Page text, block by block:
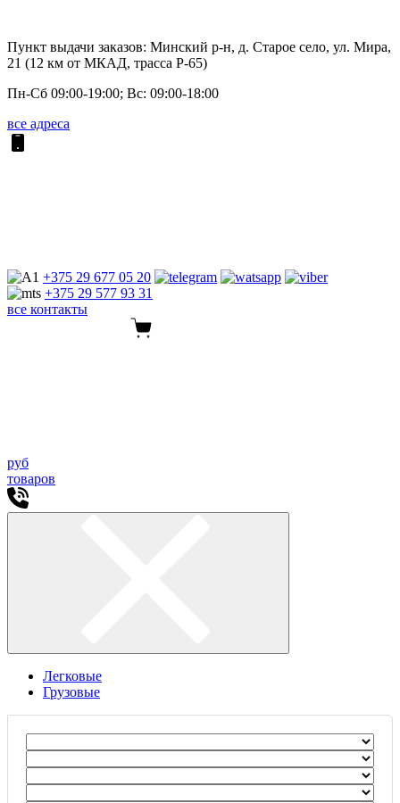
Пункт выдачи заказов: Минский р-н, д. Старое село, ул. Мира,
21 (12 км от МКАД, трасса P-65)
Пн-Сб 09:00-19:00; Вс: 09:00-18:00
все адреса
+375 29 677 05 20
+375 29 577 93 31
все контакты
руб
товаров
Легковые
Грузовые